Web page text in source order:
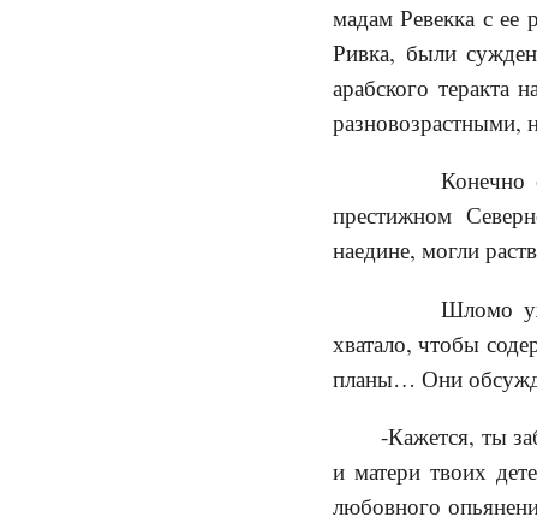
мадам Ревекка с ее
Ривка, были
арабского
Конечно
престижном
наедине, могли
Шломо уже
хватало, чтобы
планы… Они
-Кажется, ты
и матери твоих
любовного